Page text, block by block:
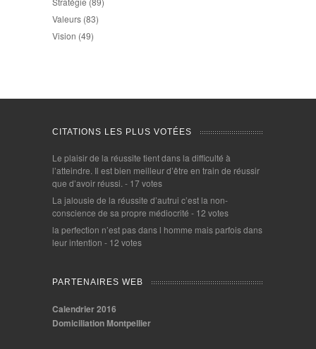
Valeurs (83)
Vision (49)
CITATIONS LES PLUS VOTÉES
Le plaisir de la réussite tient dans la difficulté à
l’atteindre. Il est bien meilleur d’être en train de réussir
que d’avoir réussi. - 17 votes
La jalousie de la réussite d’autrui c’est la non-
conscience de sa propre médiocrité - 12 votes
la perfection n’est pas dans l homme mais parfois dans
leur intention - 12 votes
PARTENAIRES WEB
Calendrier 2016
Domiciliation Montpellier